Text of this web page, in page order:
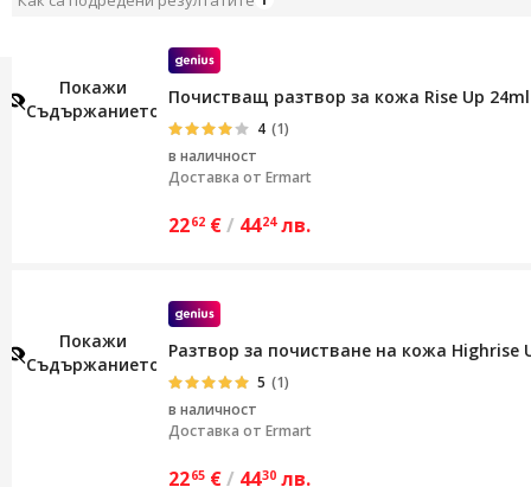
Покажи
Съдържанието
Почистващ разтвор за кожа Rise Up
4 (1)
в наличност
Доставка от Ermart
2262 €/ 4424 лв.
Покажи
Съдържанието
Разтвор за почистване на кожа Highrise
5 (1)
в наличност
Доставка от Ermart
2265 €/ 4430 лв.